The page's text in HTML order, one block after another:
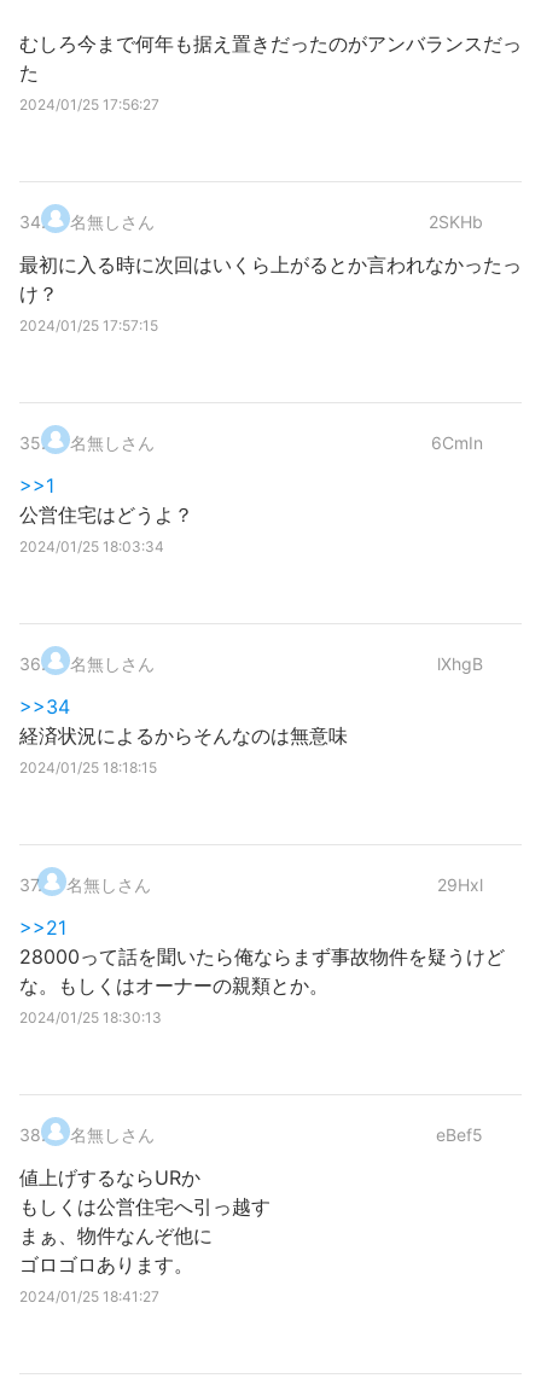
むしろ今まで何年も据え置きだったのがアンバランスだっ
た
2024/01/25 17:56:27
34. 名無しさん 2SKHb
最初に入る時に次回はいくら上がるとか言われなかったっ
け？
2024/01/25 17:57:15
35. 名無しさん 6CmIn
>>1
公営住宅はどうよ？
2024/01/25 18:03:34
36. 名無しさん lXhgB
>>34
経済状況によるからそんなのは無意味
2024/01/25 18:18:15
37. 名無しさん 29Hxl
>>21
28000って話を聞いたら俺ならまず事故物件を疑うけど
な。もしくはオーナーの親類とか。
2024/01/25 18:30:13
38. 名無しさん eBef5
値上げするならURか
もしくは公営住宅へ引っ越す
まぁ、物件なんぞ他に
ゴロゴロあります。
2024/01/25 18:41:27